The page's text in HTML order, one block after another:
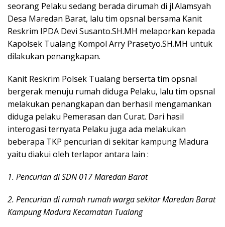
seorang Pelaku sedang berada dirumah di jl.Alamsyah
Desa Maredan Barat, lalu tim opsnal bersama Kanit
Reskrim IPDA Devi Susanto.SH.MH melaporkan kepada
Kapolsek Tualang Kompol Arry Prasetyo.SH.MH untuk
dilakukan penangkapan.
Kanit Reskrim Polsek Tualang berserta tim opsnal
bergerak menuju rumah diduga Pelaku, lalu tim opsnal
melakukan penangkapan dan berhasil mengamankan
diduga pelaku Pemerasan dan Curat. Dari hasil
interogasi ternyata Pelaku juga ada melakukan
beberapa TKP pencurian di sekitar kampung Madura
yaitu diakui oleh terlapor antara lain :
1. Pencurian di SDN 017 Maredan Barat
2. Pencurian di rumah rumah warga sekitar Maredan Barat
Kampung Madura Kecamatan Tualang